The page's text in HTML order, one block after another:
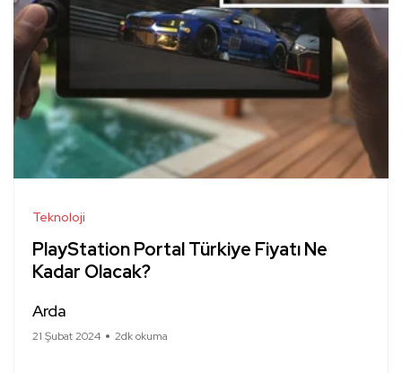
Teknoloji
PlayStation Portal Türkiye Fiyatı Ne
Kadar Olacak?
Arda
21 Şubat 2024 2dk okuma